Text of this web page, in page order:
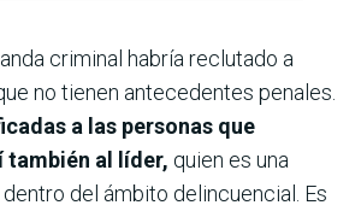
criminal habría reclutado a
no tienen antecedentes penales.
a las personas que
también al líder, quien es una
del ámbito delincuencial. Es